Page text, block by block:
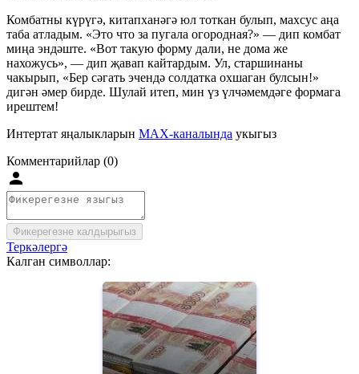
Комбатны күрүгә, китапханәгә юл тоткан булып, махсус аңа
таба атладым. «Это что за пугала огородная?» — дип комбат
миңа эндәште. «Вот такую форму дали, не дома же
нахожусь», — дип җавап кайтардым. Ул, старшинаны
чакырып, «Бер сәгать эчендә солдатка охшаган булсын!»
дигән әмер бирде. Шулай итеп, мин үз үлчәмемдәге формага
ирештем!
Интертат яңалыкларын MAX-каналында укыгыз
Комментарийлар (0)
Фикерегезне калдырыгыз
Теркәлергә
Калган символлар: